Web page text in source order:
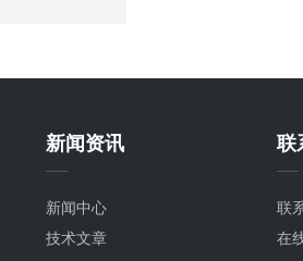
新闻资讯
新闻中心
技术文章
联
联
在